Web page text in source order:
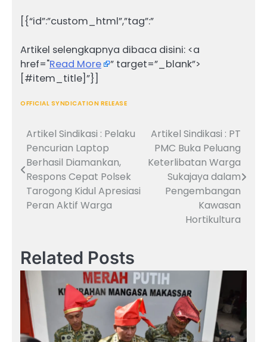
[{“id”:”custom_html”,”tag”:”
Artikel selengkapnya dibaca disini: <a
href="Read More
” target=”_blank”>
[#item_title]”}]
OFFICIAL SYNDICATION RELEASE
Navigasi
pos
Artikel Sindikasi : Pelaku
Pencurian Laptop
Berhasil Diamankan,
Respons Cepat Polsek
Tarogong Kidul Apresiasi
Peran Aktif Warga
Artikel Sindikasi : PT
PMC Buka Peluang
Keterlibatan Warga
Sukajaya dalam
Pengembangan
Kawasan
Hortikultura
Related Posts